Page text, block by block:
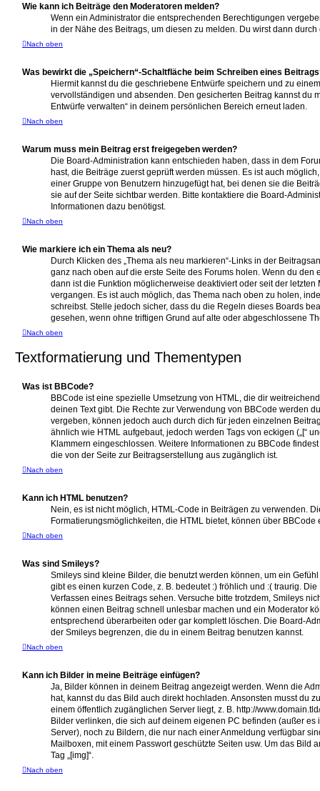
Wie kann ich Beiträge den Moderatoren melden?
Wenn ein Administrator die entsprechenden Berechtigungen
in der Nähe des Beitrags, um diesen zu melden. Du wirst dann
Nach oben
Was bewirkt die „Speichern“-Schaltfläche beim Schreiben eines
Hiermit kannst du die geschriebene Entwürfe speichern und zu
vervollständigen und absenden. Den gesicherten Beitrag kannst du
Entwürfe verwalten“ in deinem persönlichen Bereich erneut laden.
Nach oben
Warum muss mein Beitrag erst freigegeben werden?
Die Board-Administration kann entschieden haben, dass in dem
hast, die Beiträge zuerst geprüft werden müssen. Es ist auch
einer Gruppe von Benutzern hinzugefügt hat, bei denen sie die
sie auf der Seite sichtbar werden. Bitte kontaktiere die Board-
Informationen dazu benötigst.
Nach oben
Wie markiere ich ein Thema als neu?
Durch Klicken des „Thema als neu markieren“-Links in der
ganz nach oben auf die erste Seite des Forums holen. Wenn du den
dann ist die Funktion möglicherweise deaktiviert oder seit der
vergangen. Es ist auch möglich, das Thema nach oben zu holen,
schreibst. Stelle jedoch sicher, dass du die Regeln dieses Boards
gesehen, wenn ohne triftigen Grund auf alte oder abgeschlossene
Nach oben
Textformatierung und Thementypen
Was ist BBCode?
BBCode ist eine spezielle Umsetzung von HTML, die dir
deinen Text gibt. Die Rechte zur Verwendung von BBCode werden
vergeben, können jedoch auch durch dich für jeden einzelnen
ähnlich wie HTML aufgebaut, jedoch werden Tags von eckigen („[“ und
Klammern eingeschlossen. Weitere Informationen zu BBCode
die von der Seite zur Beitragserstellung aus zugänglich ist.
Nach oben
Kann ich HTML benutzen?
Nein, es ist nicht möglich, HTML-Code in Beiträgen zu verwenden.
Formatierungsmöglichkeiten, die HTML bietet, können über BBCode
Nach oben
Was sind Smileys?
Smileys sind kleine Bilder, die benutzt werden können, um ein
gibt es einen kurzen Code, z. B. bedeutet :) fröhlich und :( traurig.
Verfassen eines Beitrags sehen. Versuche bitte trotzdem, Smileys
können einen Beitrag schnell unlesbar machen und ein Moderator
entsprechend überarbeiten oder gar komplett löschen. Die Board-
der Smileys begrenzen, die du in einem Beitrag benutzen kannst.
Nach oben
Kann ich Bilder in meine Beiträge einfügen?
Ja, Bilder können in deinem Beitrag angezeigt werden. Wenn die
hat, kannst du das Bild auch direkt hochladen. Ansonsten musst du
einem öffentlich zugänglichen Server liegt, z. B. http://
Bilder verlinken, die sich auf deinem eigenen PC befinden (außer es
Server), noch zu Bildern, die nur nach einer Anmeldung verfügbar
Mailboxen, mit einem Passwort geschützte Seiten usw. Um das Bild
Tag „[img]“.
Nach oben